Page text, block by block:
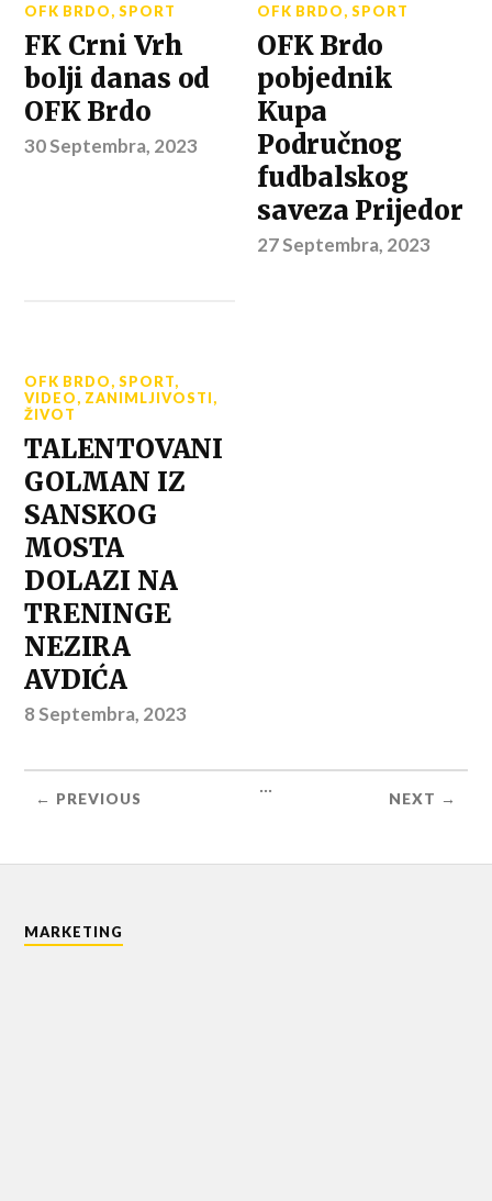
OFK BRDO,SPORT
FK Crni Vrh
bolji danas od
OFK Brdo
30 Septembra, 2023
OFK BRDO,SPORT
OFK Brdo
pobjednik
Kupa
Područnog
fudbalskog
saveza Prijedor
27 Septembra, 2023
OFK BRDO,SPORT,
VIDEO, ZANIMLJIVOSTI,
ŽIVOT
TALENTOVANI
GOLMAN IZ
SANSKOG
MOSTA
DOLAZI NA
TRENINGE
NEZIRA
AVDIĆA
8 Septembra, 2023
← PREVIOUS
...
NEXT →
MARKETING